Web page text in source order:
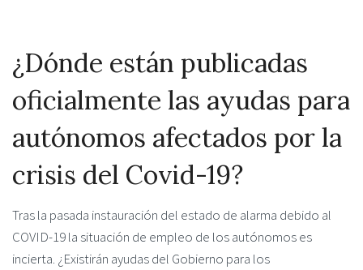
¿Dónde están publicadas
oficialmente las ayudas para
autónomos afectados por la
crisis del Covid-19?
Tras la pasada instauración del estado de alarma debido al
COVID-19 la situación de empleo de los autónomos es
incierta. ¿Existirán ayudas del Gobierno para los